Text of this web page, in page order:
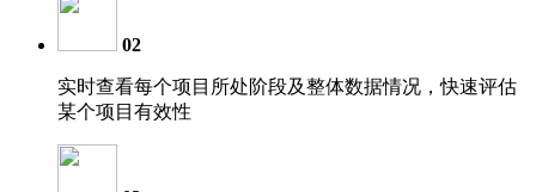
02
实时查看每个项目所处阶段及整体数据情况，快速评估
某个项目有效性